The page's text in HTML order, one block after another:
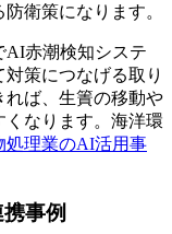
衛策になります。
AI赤潮検知システ
策につなげる取り
れば、生簀の移動や
なります。海洋環
処理業のAI活用事
事例